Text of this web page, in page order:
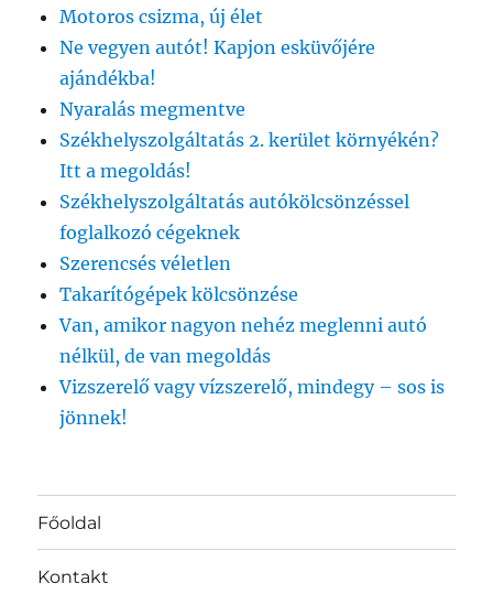
Motoros csizma, új élet
Ne vegyen autót! Kapjon esküvőjére
ajándékba!
Nyaralás megmentve
Székhelyszolgáltatás 2. kerület környékén?
Itt a megoldás!
Székhelyszolgáltatás autókölcsönzéssel
foglalkozó cégeknek
Szerencsés véletlen
Takarítógépek kölcsönzése
Van, amikor nagyon nehéz meglenni autó
nélkül, de van megoldás
Vizszerelő vagy vízszerelő, mindegy – sos is
jönnek!
Főoldal
Kontakt